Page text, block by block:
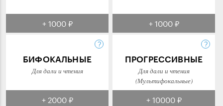
+ 1000 ₽ + 1000 ₽
БИФОКАЛЬНЫЕ
Для дали и чтения
+ 2000 ₽
ПРОГРЕССИВНЫЕ
Для дали и чтения
(Мультифокальные)
+ 10000 ₽